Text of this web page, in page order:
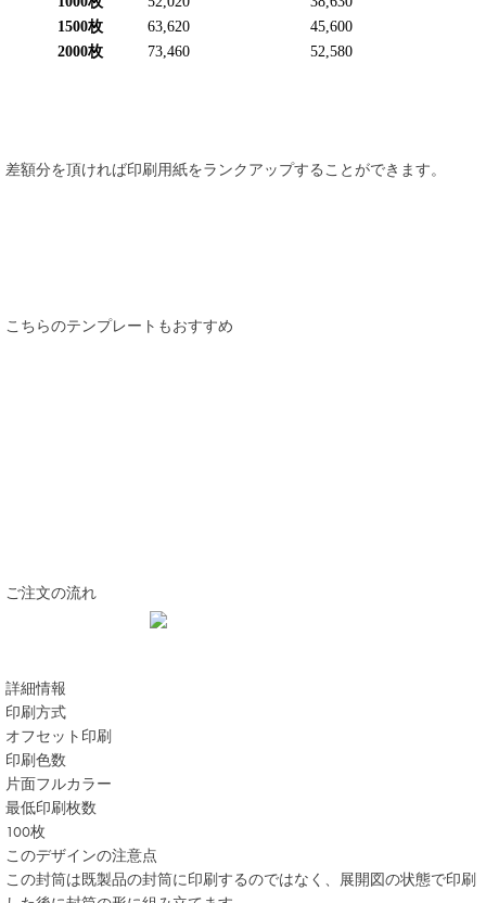
差額分を頂ければ印刷用紙をランクアップすることができます。
こちらのテンプレートもおすすめ
ご注文の流れ
詳細情報
印刷方式
オフセット印刷
印刷色数
片面フルカラー
最低印刷枚数
100枚
このデザインの注意点
この封筒は既製品の封筒に印刷するのではなく、展開図の状態で印刷